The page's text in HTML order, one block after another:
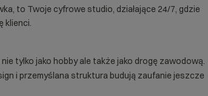
to Twoje cyfrowe studio, działające 24/7, gdzie
klienci.
tylko jako hobby ale także jako drogę zawodową.
i przemyślana struktura budują zaufanie jeszcze